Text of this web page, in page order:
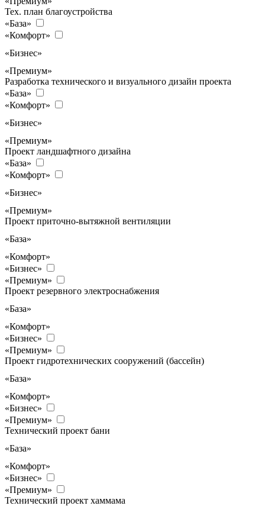
Тех. план благоустройства
«База»
«Комфорт»
«Бизнес»
«Премиум»
Разработка технического и визуального дизайн проекта
«База»
«Комфорт»
«Бизнес»
«Премиум»
Проект ландшафтного дизайна
«База»
«Комфорт»
«Бизнес»
«Премиум»
Проект приточно-вытяжной вентиляции
«База»
«Комфорт»
«Бизнес»
«Премиум»
Проект резервного электроснабжения
«База»
«Комфорт»
«Бизнес»
«Премиум»
Проект гидротехнических сооружений (бассейн)
«База»
«Комфорт»
«Бизнес»
«Премиум»
Технический проект бани
«База»
«Комфорт»
«Бизнес»
«Премиум»
Технический проект хаммама